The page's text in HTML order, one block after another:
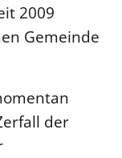
2009
Gemeinde
der